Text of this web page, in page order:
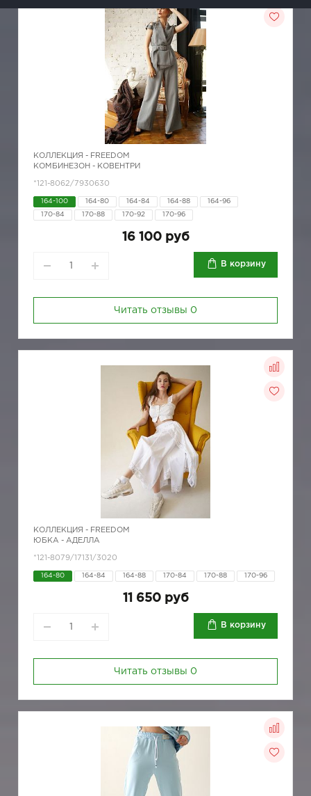
КОЛЛЕКЦИЯ - FREEDOM
КОМБИНЕЗОН - КОВЕНТРИ
*121-8062/7930630
164-100 164-80 164-84 164-88 164-96
170-84 170-88 170-92 170-96
16 100 руб
В корзину
Читать отзывы 0
КОЛЛЕКЦИЯ - FREEDOM
ЮБКА - АДЕЛЛА
*121-8079/17131/3020
164-80 164-84 164-88 170-84 170-88 170-96
11 650 руб
В корзину
Читать отзывы 0